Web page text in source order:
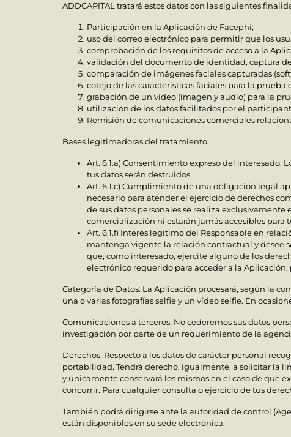
ADDCAPITAL tratará estos datos con las siguientes
Participación en la Aplicación de Facephi;
uso del correo electrónico para permitir que los
comprobación de los requisitos de acceso a la
validación del documento de identidad, captura
comparación de imágenes faciales capturadas
cotejo de las características faciales para la prueba
grabación de un vídeo (imagen y audio) para la
utilización de los datos facilitados por el
Remisión de comunicaciones comerciales
Bases legitimadoras del tratamiento:
Art. 6.1.a) Consentimiento expreso del interesado.
tus datos serán destruidos.
Art. 6.1.c) Cumplimiento de una obligación legal
necesario para atender el ejercicio de derechos
de sus datos personales se realiza
comercialización ni estarán jamás accesibles para
Art. 6.1.f) Interés legítimo del Responsable en
mantenga vigente la relación contractual y desee
que, como interesado, ejercite alguno de los
electrónico requerido para acceder a la
Categoría de Datos: La Aplicación procesará, según la
una o varias fotografías selfie y un vídeo selfie. En
Comunicaciones a terceros: No cederemos sus datos
investigación por parte de un requerimiento de la
Derechos: Respecto a los datos de carácter personal
portabilidad. Tendrá derecho, igualmente, a solicitar la
y únicamente conservará los mismos en el caso de que
concurrir. Para cualquier consulta o ejercicio de tus
También podrá dirigirse ante la autoridad de control
están disponibles en su sede electrónica.